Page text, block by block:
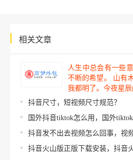
相关文章
人生中总会有一些
不断的希望。 山有
我都明了。今夜星
抖音尺寸，短视频尺寸规范？
国外抖音tiktok怎么用，国外tiktok
抖音发不出去视频怎么回事，视
抖音火山版正版下载安装，抖音